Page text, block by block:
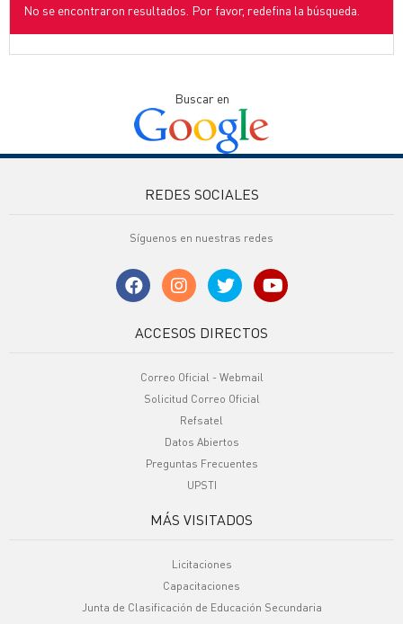
No se encontraron resultados. Por favor, redefina la búsqueda.
Buscar en
REDES SOCIALES
Síguenos en nuestras redes
ACCESOS DIRECTOS
Correo Oficial - Webmail
Solicitud Correo Oficial
Refsatel
Datos Abiertos
Preguntas Frecuentes
UPSTI
MÁS VISITADOS
Licitaciones
Capacitaciones
Junta de Clasificación de Educación Secundaria